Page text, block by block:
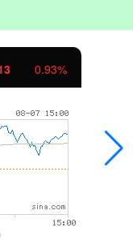
0.93%